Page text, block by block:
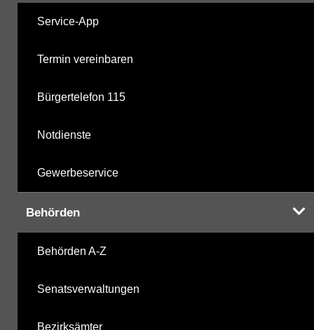
Service-App
Termin vereinbaren
Bürgertelefon 115
Notdienste
Gewerbeservice
Behörden
Behörden A-Z
Senatsverwaltungen
Bezirksämter